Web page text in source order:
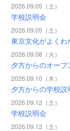
2026.09.05（土）
学校説明会
2026.09.05（土）
東京文化がよく
2026.09.08（火）
夕方からのオー
2026.09.10（木）
夕方からの学校
2026.09.12（土）
学校説明会
2026.09.12（土）